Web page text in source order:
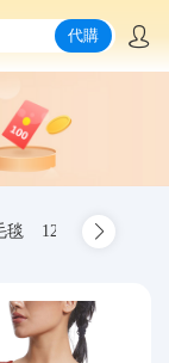
代購
毯 12.00-20 truck